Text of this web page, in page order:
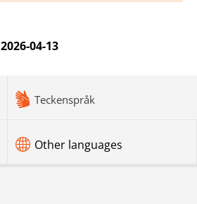
2026-04-13
Teckenspråk
Other languages